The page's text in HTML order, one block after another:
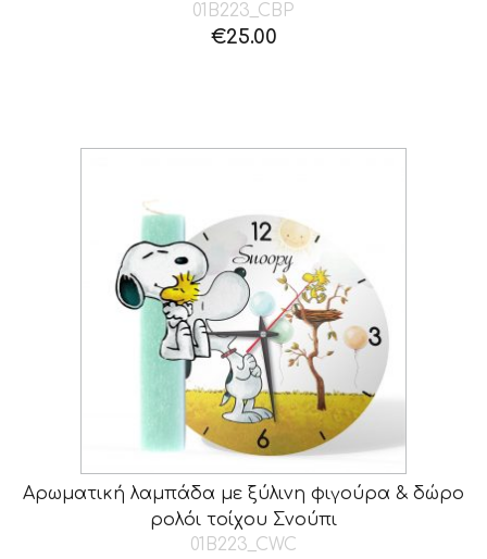
01B223_CBP
€25.00
Αρωματική λαμπάδα με ξύλινη φιγούρα & δώρο
ρολόι τοίχου Σνούπι
01B223_CWC